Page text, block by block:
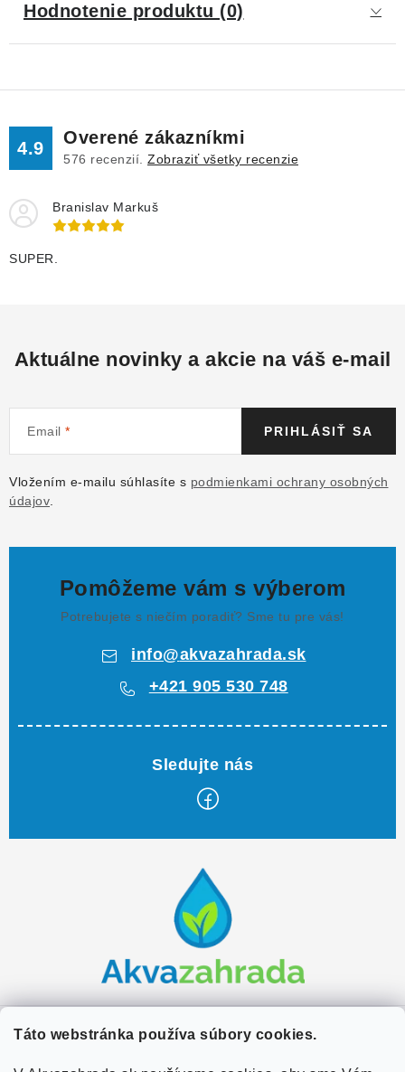
Táto webstránka používa súbory cookies.
Hodnotenie produktu (0)
4.9
Overené zákazníkmi
576 recenzií. Zobraziť všetky recenzie
Branislav Markuš
SUPER.
Aktuálne novinky a akcie na váš e-mail
Email
Vložením e-mailu súhlasíte s podmienkami ochrany osobných
údajov
PRIHLÁSIŤ SA
Pomôžeme vám s výberom
Potrebujete s niečím poradiť? Sme tu pre vás!
info@akvazahrada.sk
+421 905 530 748
e
Zákaznícky servis